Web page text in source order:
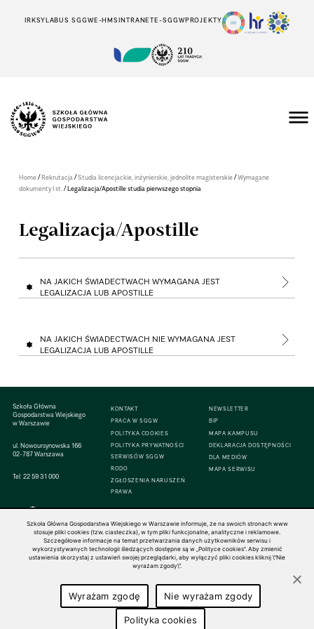
IRKSYLABUS SGGWE-HMSINTRANETE-SGGWPROJEKTY
Home/Rekrutacja/Studia licencjackie, inżynierskie, jednolite magisterskie/Wymagane
dokumenty I st./Legalizacja/Apostille studia pierwszego stopnia
Legalizacja/Apostille
NA JAKICH ŚWIADECTWACH WYMAGANA JEST
LEGALIZACJA LUB APOSTILLE
NA JAKICH ŚWIADECTWACH NIE WYMAGANA JEST
LEGALIZACJA LUB APOSTILLE
Szkoła Główna
Gospodarstwa Wiejskiego
w Warszawie
ul. Nowoursynowska 166
02-787 Warszawa
Tel:22 59 31 000
KONTAKT
PRACA W SGGW
POLITYKA COOKIES
POLITYKA PRYWATNOŚCI
SERWISÓW SGGW
RODO
ZGŁOSZENIA NARUSZEŃ
PRAWA
NEWSLETTER
BIP
MAPA KAMPUSU
DEKLARACJA DOSTĘPNOŚCI
DLA MEDIÓW
MAPA SERWISU
© 1816–2026 SGGW — ALL RIGHTS RESERVED
Szkoła Główna Gospodarstwa Wiejskiego w Warszawie informuje, że na swoich stronach www
stosuje pliki cookies (tzw. ciasteczka), w tym pliki funkcjonalne, analityczne i reklamowe.
Szczegółowe informacje na temat przetwarzania danych użytkowników serwisu i
wykorzystywanych technologii śledzących dostępne są w „Polityce cookies”. Aby zmienić
ustawienia skorzystaj z ustawień swojej przeglądarki, aby wyłączyć pliki cookies kliknij \"Nie
wyrażam zgody\".
Wyrażam zgodę Nie wyrażam zgody
Polityka cookies